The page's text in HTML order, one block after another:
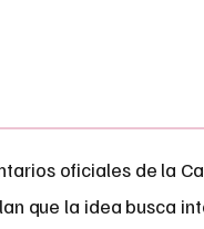
oficiales de la
que la idea busca